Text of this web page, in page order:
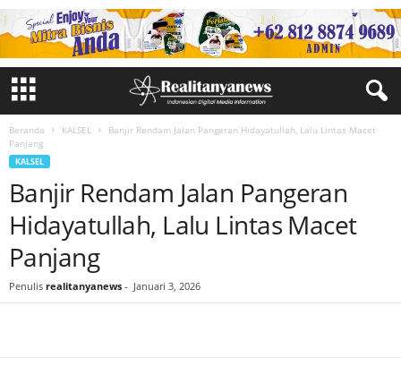
Beranda KALSEL
Banjir Rendam Jalan Pangeran Hidayatullah, Lalu Lintas Macet
Panjang
KALSEL
Banjir Rendam Jalan Pangeran
Hidayatullah, Lalu Lintas Macet
Panjang
Penulis realitanyanews - Januari 3, 2026